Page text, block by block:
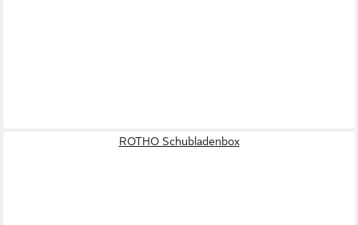
ROTHO Schubladenbox